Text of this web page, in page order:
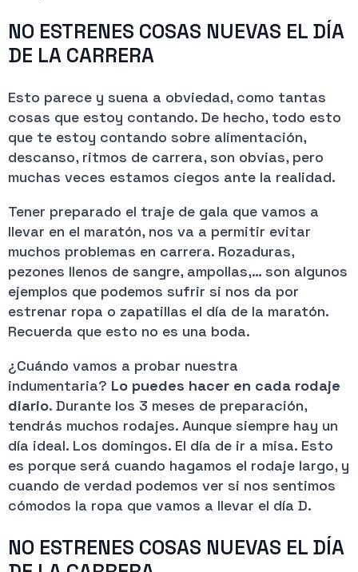
NO ESTRENES COSAS NUEVAS EL DÍA
DE LA CARRERA
Esto parece y suena a obviedad, como tantas
cosas que estoy contando. De hecho, todo esto
que te estoy contando sobre alimentación,
descanso, ritmos de carrera, son obvias, pero
muchas veces estamos ciegos ante la realidad.
Tener preparado el traje de gala que vamos a
llevar en el maratón, nos va a permitir evitar
muchos problemas en carrera. Rozaduras,
pezones llenos de sangre, ampollas,… son algunos
ejemplos que podemos sufrir si nos da por
estrenar ropa o zapatillas el día de la maratón.
Recuerda que esto no es una boda.
¿Cuándo vamos a probar nuestra
indumentaria? Lo puedes hacer en cada rodaje
diario. Durante los 3 meses de preparación,
tendrás muchos rodajes. Aunque siempre hay un
día ideal. Los domingos. El día de ir a misa. Esto
es porque será cuando hagamos el rodaje largo, y
cuando de verdad podemos ver si nos sentimos
cómodos la ropa que vamos a llevar el día D.
NO ESTRENES COSAS NUEVAS EL DÍA